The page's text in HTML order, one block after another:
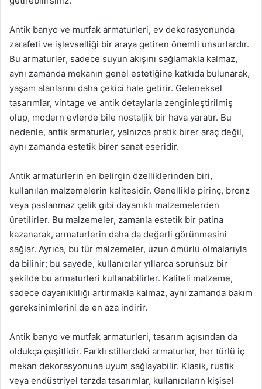
Antik banyo ve mutfak armaturleri, ev dekorasyonunda
zarafeti ve işlevselliği bir araya getiren önemli unsurlardır.
Bu armaturler, sadece suyun akışını sağlamakla kalmaz,
aynı zamanda mekanın genel estetiğine katkıda bulunarak,
yaşam alanlarını daha çekici hale getirir. Geleneksel
tasarımlar, vintage ve antik detaylarla zenginleştirilmiş
olup, modern evlerde bile nostaljik bir hava yaratır. Bu
nedenle, antik armaturler, yalnızca pratik birer araç değil,
aynı zamanda estetik birer sanat eseridir.
Antik armaturlerin en belirgin özelliklerinden biri,
kullanılan malzemelerin kalitesidir. Genellikle pirinç, bronz
veya paslanmaz çelik gibi dayanıklı malzemelerden
üretilirler. Bu malzemeler, zamanla estetik bir patina
kazanarak, armaturlerin daha da değerli görünmesini
sağlar. Ayrıca, bu tür malzemeler, uzun ömürlü olmalarıyla
da bilinir; bu sayede, kullanıcılar yıllarca sorunsuz bir
şekilde bu armaturleri kullanabilirler. Kaliteli malzeme,
sadece dayanıklılığı artırmakla kalmaz, aynı zamanda bakım
gereksinimlerini de en aza indirir.
Antik banyo ve mutfak armaturleri, tasarım açısından da
oldukça çeşitlidir. Farklı stillerdeki armaturler, her türlü iç
mekan dekorasyonuna uyum sağlayabilir. Klasik, rustik
veya endüstriyel tarzda tasarımlar, kullanıcıların kişisel